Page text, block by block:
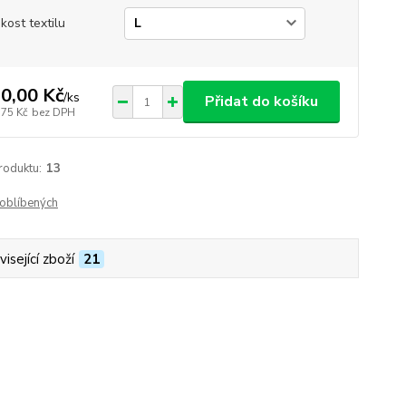
textilu
Kč/ks
Kč bez DPH
Přidat do košíku
13
zboží 21